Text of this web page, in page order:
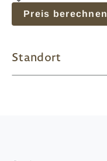
Preis berechnen
Standort